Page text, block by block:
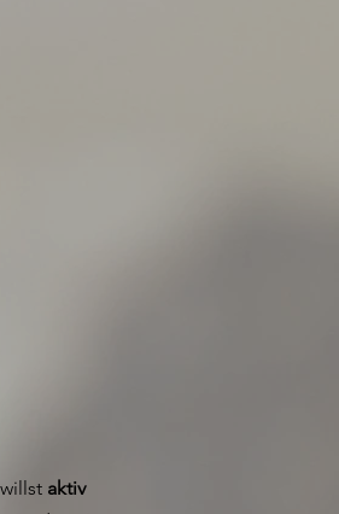
aktiv